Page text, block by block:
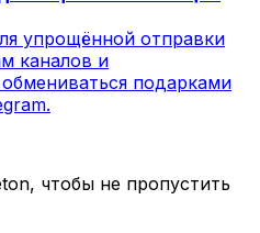
упрощённой отправки
каналов и
подарками
чтобы не пропустить